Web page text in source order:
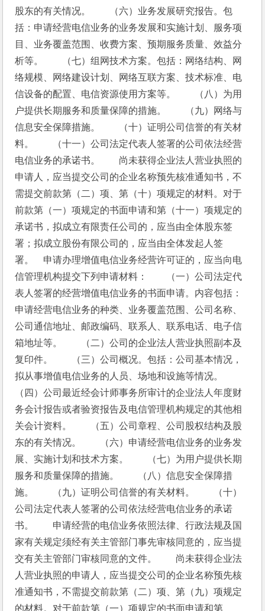
股东的有关情况。　　（六）业务发展研究报告。包
括：申请经营电信业务的业务发展和实施计划、服务项
目、业务覆盖范围、收费方案、预期服务质量、效益分
析等。　　（七）组网技术方案。包括：网络结构、网
络规模、网络建设计划、网络互联方案、技术标准、电
信设备的配置、电信资源使用方案等。　　（八）为用
户提供长期服务和质量保障的措施。　　（九）网络与
信息安全保障措施。　　（十）证明公司信誉的有关材
料。　　（十一）公司法定代表人签署的公司依法经营
电信业务的承诺书。　　尚未获得企业法人营业执照的
申请人，应当提交公司的企业名称预先核准通知书，不
需提交前款第（二）项、第（十）项规定的材料。对于
前款第（一）项规定的书面申请和第（十一）项规定的
承诺书，拟成立有限责任公司的，应当由全体股东签
署；拟成立股份有限公司的，应当由全体发起人签
署。　申请办理增值电信业务经营许可证的，应当向电
信管理机构提交下列申请材料：　　（一）公司法定代
表人签署的经营增值电信业务的书面申请。内容包括：
申请经营电信业务的种类、业务覆盖范围、公司名称、
公司通信地址、邮政编码、联系人、联系电话、电子信
箱地址等。　　（二）公司的企业法人营业执照副本及
复印件。　　（三）公司概况。包括：公司基本情况，
拟从事增值电信业务的人员、场地和设施等情况。
（四）公司最近经会计师事务所审计的企业法人年度财
务会计报告或者验资报告及电信管理机构规定的其他相
关会计资料。　　（五）公司章程、公司股权结构及股
东的有关情况。　　（六）申请经营电信业务的业务发
展、实施计划和技术方案。　　（七）为用户提供长期
服务和质量保障的措施。　　（八）信息安全保障措
施。　　（九）证明公司信誉的有关材料。　　（十）
公司法定代表人签署的公司依法经营电信业务的承诺
书。　　申请经营的电信业务依照法律、行政法规及国
家有关规定须经有关主管部门事先审核同意的，应当提
交有关主管部门审核同意的文件。　　尚未获得企业法
人营业执照的申请人，应当提交公司的企业名称预先核
准通知书，不需提交前款第（二）项、第（九）项规定
的材料。对于前款第（一）项规定的书面申请和第